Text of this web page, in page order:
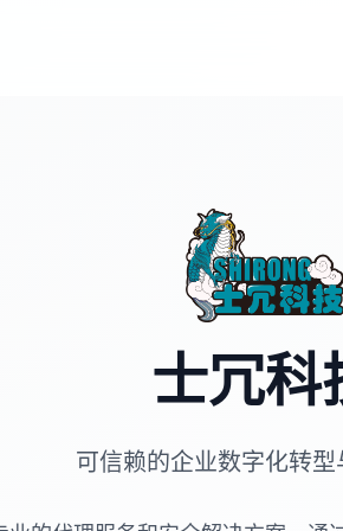
士冗科
可信赖的企业数字化转